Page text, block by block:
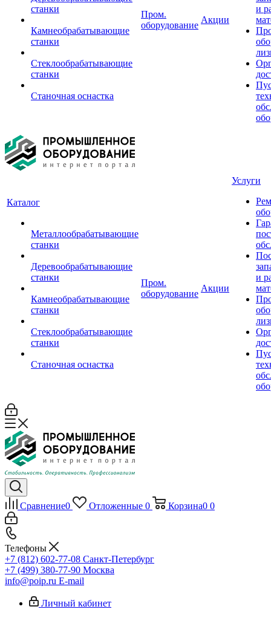
станки
Камнеобрабатывающие
станки
Стеклообрабатывающие
станки
Станочная оснастка
Пром.
оборудование
Акции
и
Каталог
Металлообрабатывающие
станки
Деревообрабатывающие
станки
Камнеобрабатывающие
станки
Стеклообрабатывающие
станки
Станочная оснастка
Пром.
оборудование
Акции
Услуги
и
Сравнение0 Отложенные 0 Корзина0 0
Телефоны
+7 (812) 602-77-08 Санкт-Петербург
+7 (499) 380-77-90 Москва
info@poip.ru E-mail
Личный кабинет